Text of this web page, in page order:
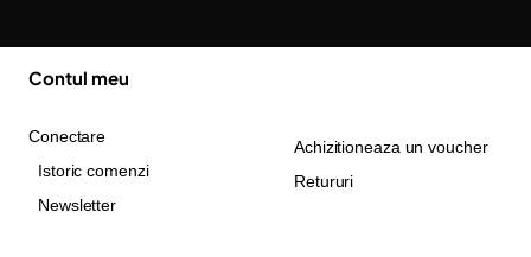
Contul meu
Conectare
Istoric comenzi
Newsletter
Achizitioneaza un voucher
Retururi